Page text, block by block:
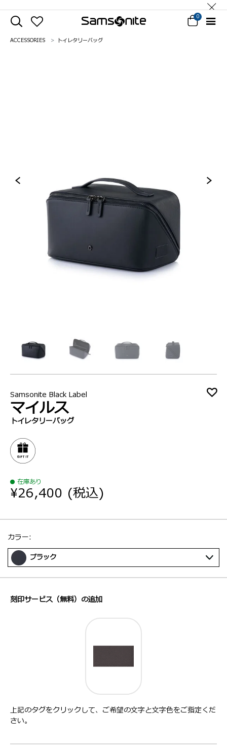
0
ACCESSORIES トイレタリーバッグ
Samsonite Black Label
マイルス
トイレタリーバッグ
在庫あり
¥26,400 (税込)
選択：
カラー:
ブラック
刻印サービス（無料）の追加
上記のタグをクリックして、ご希望の文字と文字色をご指定くだ
さい。